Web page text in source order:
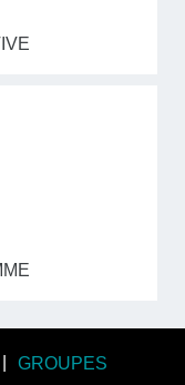
GROUPES